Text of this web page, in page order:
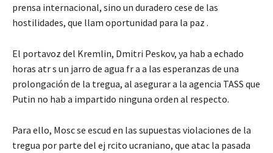
prensa internacional, sino un duradero cese de las
hostilidades, que llam oportunidad para la paz .
El portavoz del Kremlin, Dmitri Peskov, ya hab a echado
horas atr s un jarro de agua fr a a las esperanzas de una
prolongación de la tregua, al asegurar a la agencia TASS que
Putin no hab a impartido ninguna orden al respecto.
Para ello, Mosc se escud en las supuestas violaciones de la
tregua por parte del ej rcito ucraniano, que atac la pasada